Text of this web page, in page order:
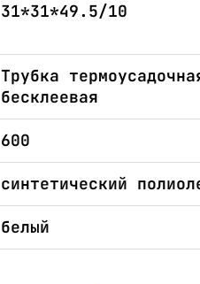
31*31*49.5/10
Трубка
бесклеевая
600
синтетический
белый